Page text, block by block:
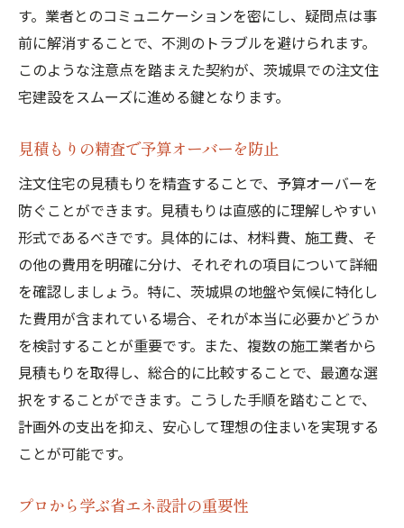
す。業者とのコミュニケーションを密にし、疑問点は事
前に解消することで、不測のトラブルを避けられます。
このような注意点を踏まえた契約が、茨城県での注文住
宅建設をスムーズに進める鍵となります。
見積もりの精査で予算オーバーを防止
注文住宅の見積もりを精査することで、予算オーバーを
防ぐことができます。見積もりは直感的に理解しやすい
形式であるべきです。具体的には、材料費、施工費、そ
の他の費用を明確に分け、それぞれの項目について詳細
を確認しましょう。特に、茨城県の地盤や気候に特化し
た費用が含まれている場合、それが本当に必要かどうか
を検討することが重要です。また、複数の施工業者から
見積もりを取得し、総合的に比較することで、最適な選
択をすることができます。こうした手順を踏むことで、
計画外の支出を抑え、安心して理想の住まいを実現する
ことが可能です。
プロから学ぶ省エネ設計の重要性